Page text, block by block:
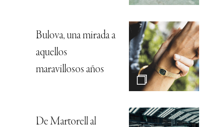
Bulova, una mirada a
aquellos
maravillosos años
De Martorell al